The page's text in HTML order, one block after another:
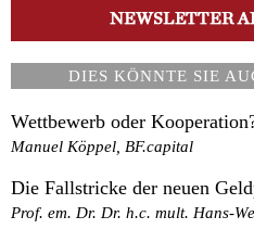
DIES KÖNNTE SIE
Wettbewerb oder
Manuel Köppel, BF.capital
Die Fallstricke der neuen
Prof. em. Dr. Dr. h.c. mult. Hans-